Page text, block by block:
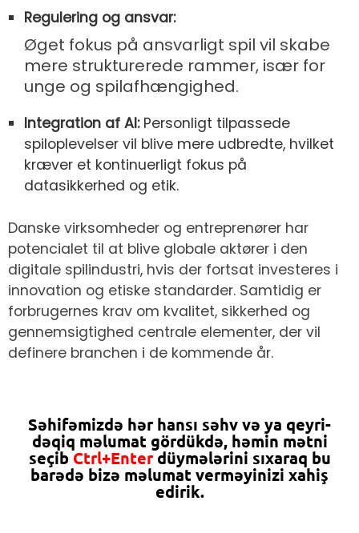
Regulering og ansvar:
Øget fokus på ansvarligt spil vil skabe
mere strukturerede rammer, især for
unge og spilafhængighed.
Integration af AI:Personligt tilpassede
spiloplevelser vil blive mere udbredte, hvilket
kræver et kontinuerligt fokus på
datasikkerhed og etik.
Danske virksomheder og entreprenører har
potencialet til at blive globale aktører i den
digitale spilindustri, hvis der fortsat investeres i
innovation og etiske standarder. Samtidig er
forbrugernes krav om kvalitet, sikkerhed og
gennemsigtighed centrale elementer, der vil
definere branchen i de kommende år.
Səhifəmizdə hər hansı səhv və ya qeyri-
dəqiq məlumat gördükdə, həmin mətni
seçib Ctrl+Enterdüymələrini sıxaraq bu
barədə bizə məlumat verməyinizi xahiş
edirik.